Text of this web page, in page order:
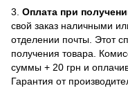
3. Оплата при
свой заказ наличными
отделении почты. Этот
получения товара.
суммы + 20 грн и
Гарантия от